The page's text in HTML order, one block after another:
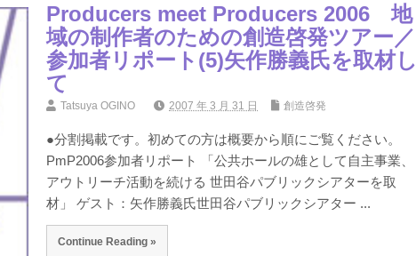
Producers meet Producers 2006 地
域の制作者のための創造啓発ツアー／
参加者リポート(5)矢作勝義氏を取材し
て
Tatsuya OGINO 2007 年 3 月 31 日 創造啓発
●分割掲載です。初めての方は概要から順にご覧ください。
PmP2006参加者リポート 「公共ホールの雄として自主事業、
アウトリーチ活動を続ける 世田谷パブリックシアターを取
材」 ゲスト：矢作勝義氏世田谷パブリックシアター ...
Continue Reading »